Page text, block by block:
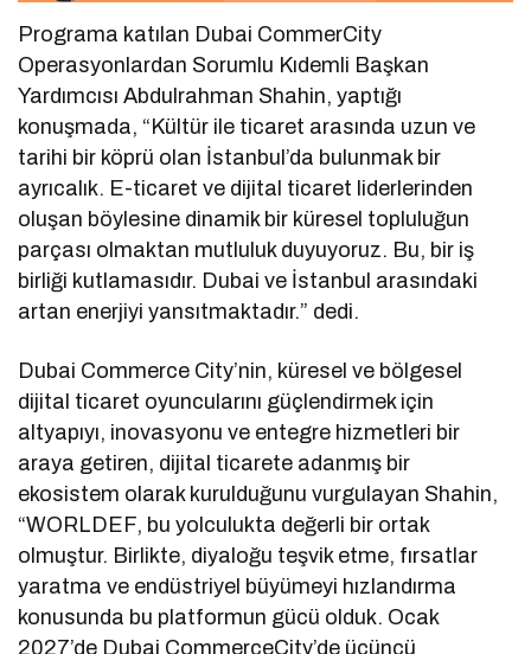
Programa katılan Dubai CommerCity
Operasyonlardan Sorumlu Kıdemli Başkan
Yardımcısı Abdulrahman Shahin, yaptığı
konuşmada, “Kültür ile ticaret arasında uzun ve
tarihi bir köprü olan İstanbul’da bulunmak bir
ayrıcalık. E-ticaret ve dijital ticaret liderlerinden
oluşan böylesine dinamik bir küresel topluluğun
parçası olmaktan mutluluk duyuyoruz. Bu, bir iş
birliği kutlamasıdır. Dubai ve İstanbul arasındaki
artan enerjiyi yansıtmaktadır.” dedi.
Dubai Commerce City’nin, küresel ve bölgesel
dijital ticaret oyuncularını güçlendirmek için
altyapıyı, inovasyonu ve entegre hizmetleri bir
araya getiren, dijital ticarete adanmış bir
ekosistem olarak kurulduğunu vurgulayan Shahin,
“WORLDEF, bu yolculukta değerli bir ortak
olmuştur. Birlikte, diyaloğu teşvik etme, fırsatlar
yaratma ve endüstriyel büyümeyi hızlandırma
konusunda bu platformun gücü olduk. Ocak
2027’de Dubai CommerceCity’de üçüncü